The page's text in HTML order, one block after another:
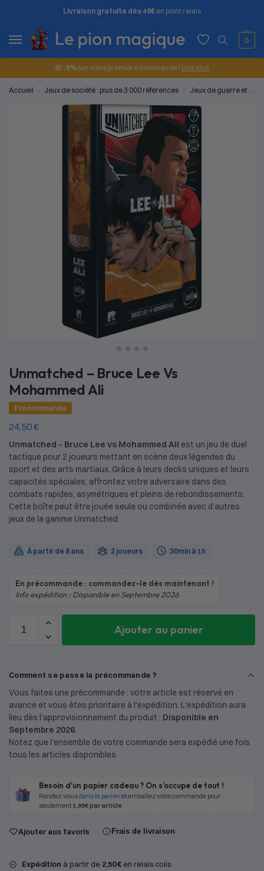
Livraison gratuite dès 49€ en point relais
0
🎁 -5% sur votre première commande ! Voir plus
Accueil Jeux de société : plus de 3 000 références Jeux de guerre et d'affrontement
Unmatched – Bruce Lee Vs
Mohammed Ali
Précommande
24,50€
Unmatched – Bruce Lee vs Mohammed Ali est un jeu de duel
tactique pour 2 joueurs mettant en scène deux légendes du
sport et des arts martiaux. Grâce à leurs decks uniques et leurs
capacités spéciales, affrontez votre adversaire dans des
combats rapides, asymétriques et pleins de rebondissements.
Cette boîte peut être jouée seule ou combinée avec d’autres
jeux de la gamme Unmatched.
À partir de 8 ans 2 joueurs 30min à 1h
En précommande : commandez-le dès maintenant !
Info expédition : Disponible en Septembre 2026
Ajouter au panier
Comment se passe la précommande ?
Vous faites une précommande : votre article est réservé en
avance et vous êtes prioritaire à l'expédition. L'expédition aura
lieu dès l'approvisionnement du produit : Disponible en
Septembre 2026.
Notez que l'ensemble de votre commande sera expédié une fois
tous les articles disponibles.
Besoin d'un papier cadeau ? On s’occupe de tout !
Rendez-vousdans le panieret emballez votre commande pour
seulement 1,99€ par article.
Ajouter aux favoris Frais de livraison
Expédition à partir de 2,50 € en relais colis